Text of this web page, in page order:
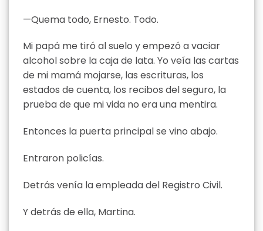
—Quema todo, Ernesto. Todo.
Mi papá me tiró al suelo y empezó a vaciar
alcohol sobre la caja de lata. Yo veía las cartas
de mi mamá mojarse, las escrituras, los
estados de cuenta, los recibos del seguro, la
prueba de que mi vida no era una mentira.
Entonces la puerta principal se vino abajo.
Entraron policías.
Detrás venía la empleada del Registro Civil.
Y detrás de ella, Martina.